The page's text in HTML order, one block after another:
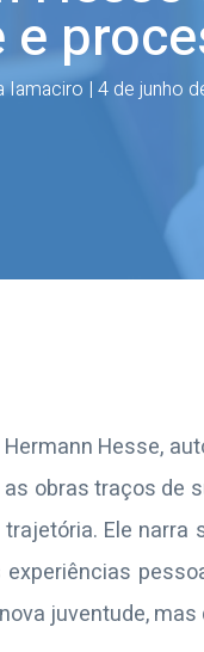
Iamaciro | 4 de junho
Hesse,
obras traços de
Ele
juventude,